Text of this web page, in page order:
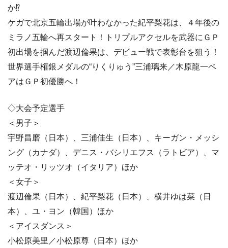
か⁉
ケガで北京五輪出場が叶わなかった紀平梨花は、４年後の
ミラノ五輪へ再スタート！トリプルアクセルを武器にＧＰ
初出場を掴んだ渡辺倫果は、デビュー戦で表彰台を狙う！
世界選手権銀メダルの“りくりゅう”三浦璃来／木原龍一ペ
アはＧＰ初優勝へ！
◇大会予定選手
＜男子＞
宇野昌磨（日本）、三浦佳生（日本）、キーガン・メッシ
ング（カナダ）、デニス・バシリエフス（ラトビア）、マ
ッテオ・リッツオ（イタリア）ほか
＜女子＞
渡辺倫果（日本）、紀平梨花（日本）、横井ゆは菜（日
本）、ユ・ヨン（韓国）ほか
＜アイスダンス＞
小松原美里／小松原尊（日本）ほか